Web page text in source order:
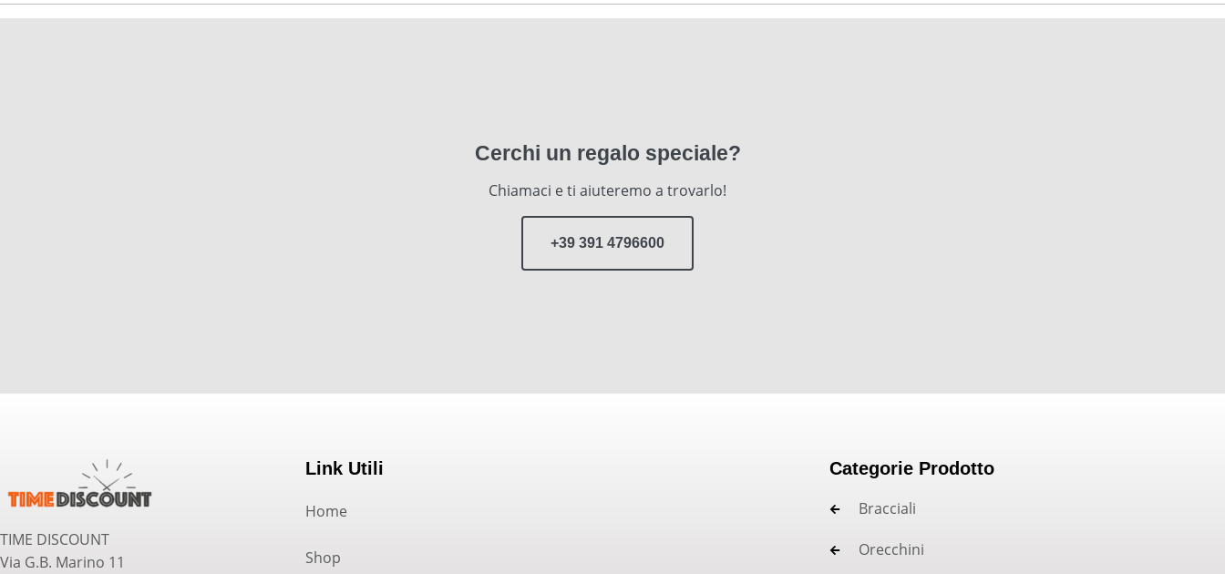
Cerchi un regalo speciale?
Chiamaci e ti aiuteremo a trovarlo!
+39 391 4796600
TIME DISCOUNT
Via G.B. Marino 11
Link Utili
Home
Shop
Categorie Prodotto
Bracciali
Orecchini